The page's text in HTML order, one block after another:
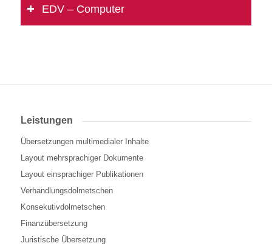
EDV – Computer
Leistungen
Übersetzungen multimedialer Inhalte
Layout mehrsprachiger Dokumente
Layout einsprachiger Publikationen
Verhandlungsdolmetschen
Konsekutivdolmetschen
Finanzübersetzung
Juristische Übersetzung